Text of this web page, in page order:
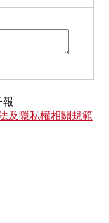
報
及隱私權相關規範